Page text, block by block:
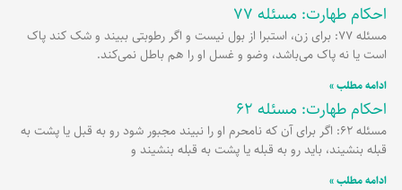
احکام طهارت: مسئله 77
مسئله 77: برای زن، استبرا از بول نیست و اگر رطوبتی ببیند و شک کند پاک
است یا نه پاک می‌باشد، وضو و غسل او را هم باطل نمی‌کند.
ادامه مطلب »
احکام طهارت: مسئله 62
مسئله 62: اگر برای آن که نامحرم او را نبیند مجبور شود رو به قبل یا پشت به
قبله بنشیند، باید رو به قبله یا پشت به قبله بنشیند و
ادامه مطلب »